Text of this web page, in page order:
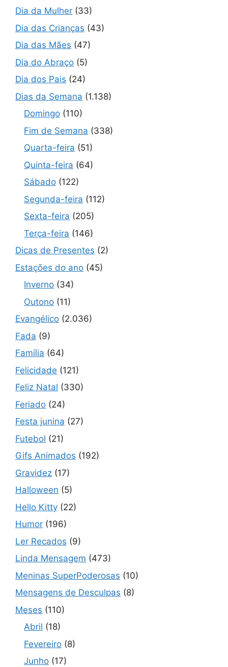
Dia da Mulher (33)
Dia das Crianças (43)
Dia das Mães (47)
Dia do Abraço (5)
Dia dos Pais (24)
Dias da Semana (1.138)
Domingo (110)
Fim de Semana (338)
Quarta-feira (51)
Quinta-feira (64)
Sábado (122)
Segunda-feira (112)
Sexta-feira (205)
Terça-feira (146)
Dicas de Presentes (2)
Estações do ano (45)
Inverno (34)
Outono (11)
Evangélico (2.036)
Fada (9)
Família (64)
Felicidade (121)
Feliz Natal (330)
Feriado (24)
Festa junina (27)
Futebol (21)
Gifs Animados (192)
Gravidez (17)
Halloween (5)
Hello Kitty (22)
Humor (196)
Ler Recados (9)
Linda Mensagem (473)
Meninas SuperPoderosas (10)
Mensagens de Desculpas (8)
Meses (110)
Abril (18)
Fevereiro (8)
Junho (17)